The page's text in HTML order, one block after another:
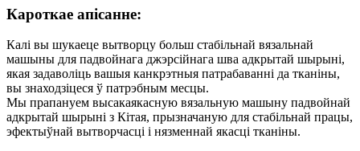
Кароткае апісанне:
Калі вы шукаеце вытворцу больш стабільнай вязальнай
машыны для падвойнага джэрсійнага шва адкрытай шырыні,
якая задаволіць вашыя канкрэтныя патрабаванні да тканіны,
вы знаходзіцеся ў патрэбным месцы.
Мы прапануем высакаякасную вязальную машыну падвойнай
адкрытай шырыні з Кітая, прызначаную для стабільнай працы,
эфектыўнай вытворчасці і нязменнай якасці тканіны.